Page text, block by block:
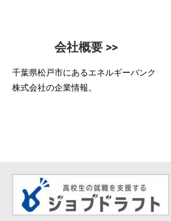
会社概要 >>
千葉県松戸市にあるエネルギーバンク
株式会社の企業情報。